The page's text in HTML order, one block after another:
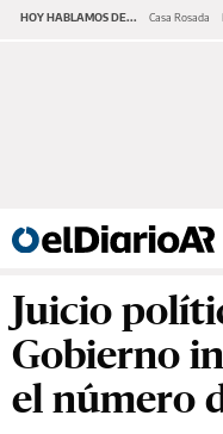
HOY HABLAMOS DE... Casa Rosada
Juicio
Gobierno
el número